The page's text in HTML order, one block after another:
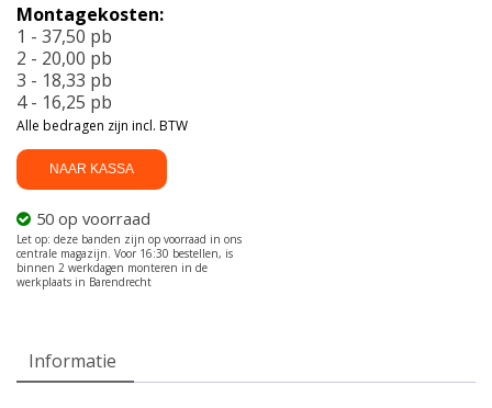
Enliten
205/55
R16
91H
aantal
NAAR KASSA
50 op voorraad
Montagekosten:
1 - 37,50 pb
2 - 20,00 pb
3 - 18,33 pb
4 - 16,25 pb
Alle bedragen zijn incl. BTW
Informatie